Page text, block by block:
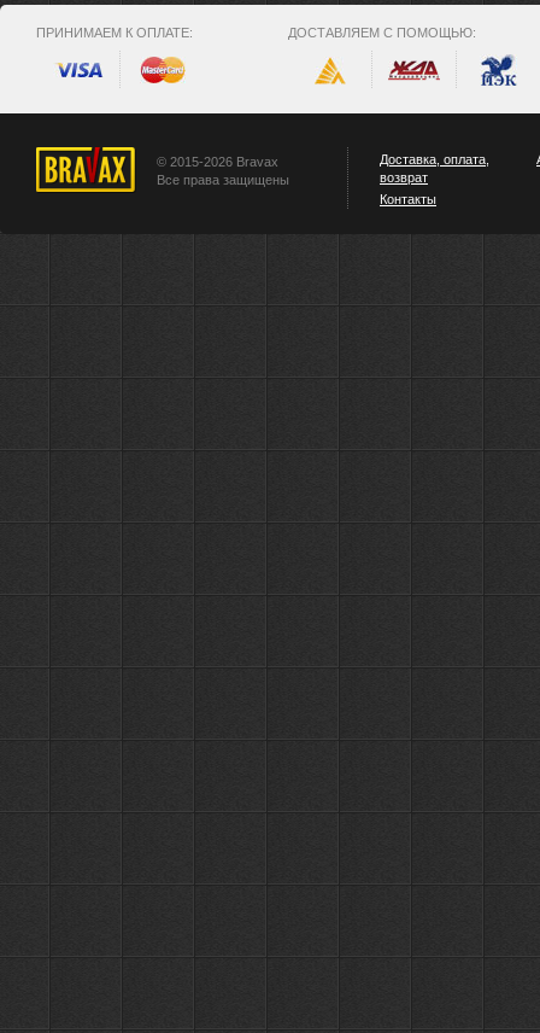
ПРИНИМАЕМ К ОПЛАТЕ: ДОСТАВЛЯЕМ С ПОМОЩЬЮ:
© 2015-2026 Bravax
Все права защищены
Доставка, оплата,
возврат
Контакты